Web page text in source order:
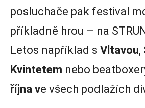
posluchače pak festival
příkladně hrou – na
Letos například s Vltavou,
Kvintetem nebo
října ve všech podlažích